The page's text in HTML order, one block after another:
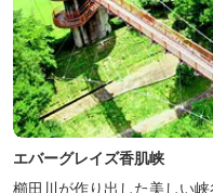
エバーグレイズ香肌峡
櫛田川が作り出した美しい